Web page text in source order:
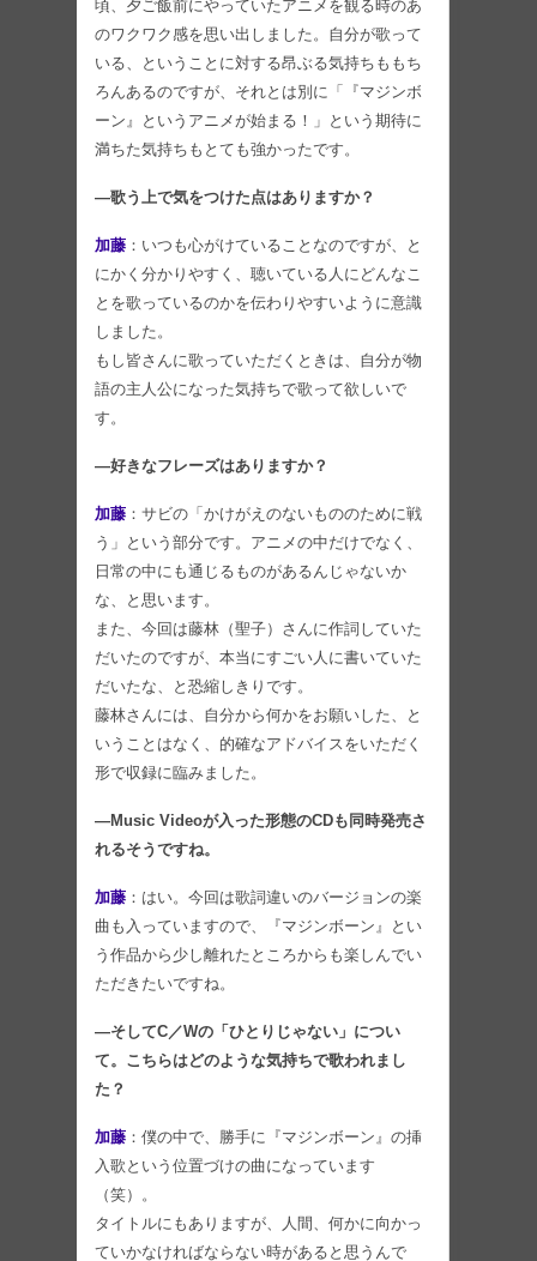
頃、夕ご飯前にやっていたアニメを観る時のあ
のワクワク感を思い出しました。自分が歌って
いる、ということに対する昂ぶる気持ちももち
ろんあるのですが、それとは別に「『マジンボ
ーン』というアニメが始まる！」という期待に
満ちた気持ちもとても強かったです。
―歌う上で気をつけた点はありますか？
加藤 ：いつも心がけていることなのですが、と
にかく分かりやすく、聴いている人にどんなこ
とを歌っているのかを伝わりやすいように意識
しました。
もし皆さんに歌っていただくときは、自分が物
語の主人公になった気持ちで歌って欲しいで
す。
―好きなフレーズはありますか？
加藤 ：サビの「かけがえのないもののために戦
う」という部分です。アニメの中だけでなく、
日常の中にも通じるものがあるんじゃないか
な、と思います。
また、今回は藤林（聖子）さんに作詞していた
だいたのですが、本当にすごい人に書いていた
だいたな、と恐縮しきりです。
藤林さんには、自分から何かをお願いした、と
いうことはなく、的確なアドバイスをいただく
形で収録に臨みました。
―Music Videoが入った形態のCDも同時発売さ
れるそうですね。
加藤 ：はい。今回は歌詞違いのバージョンの楽
曲も入っていますので、『マジンボーン』とい
う作品から少し離れたところからも楽しんでい
ただきたいですね。
―そしてC／Wの「ひとりじゃない」につい
て。こちらはどのような気持ちで歌われまし
た？
加藤 ：僕の中で、勝手に『マジンボーン』の挿
入歌という位置づけの曲になっています
（笑）。
タイトルにもありますが、人間、何かに向かっ
ていかなければならない時があると思うんで